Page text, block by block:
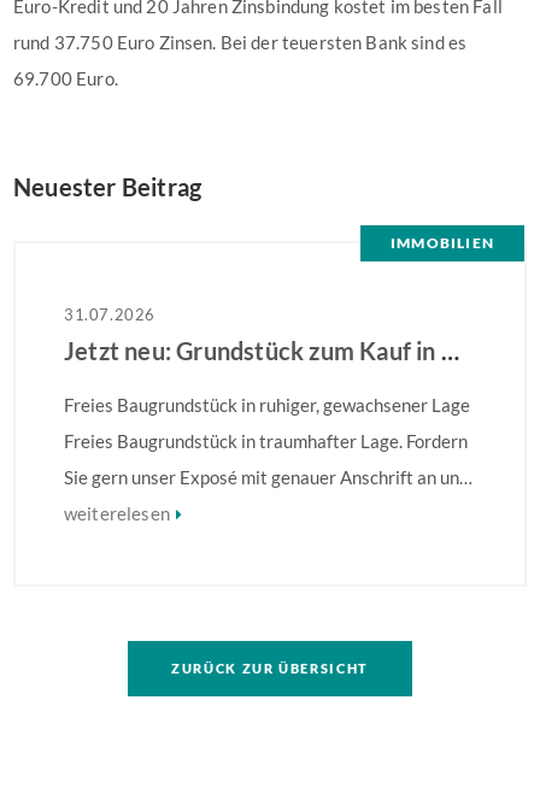
Euro-Kredit und 20 Jahren Zins­bindung kostet im besten Fall
rund 37.750 Euro Zinsen. Bei der teuersten Bank sind es
69.700 Euro.
Neuester Beitrag
IMMOBILIEN
31.07.2026
Jetzt neu: Grundstück zum Kauf in Hamm
Freies Baugrundstück in ruhiger, gewachsener Lage
Freies Baugrundstück in traumhafter Lage. Fordern
Sie gern unser Exposé mit genauer Anschrift an und
erkunden die Lage! Weitere Informationen finden
weiterelesen
ZURÜCK ZUR ÜBERSICHT